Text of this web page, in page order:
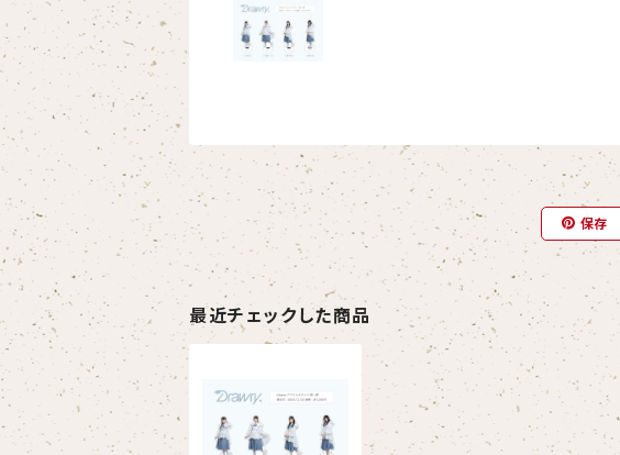
保存
最近チェックした商品